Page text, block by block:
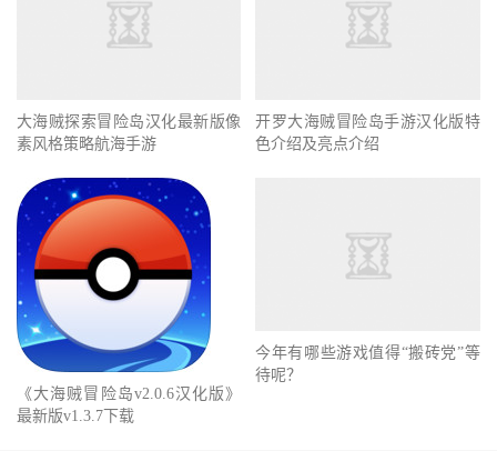
大海贼探索冒险岛汉化最新版像
素风格策略航海手游